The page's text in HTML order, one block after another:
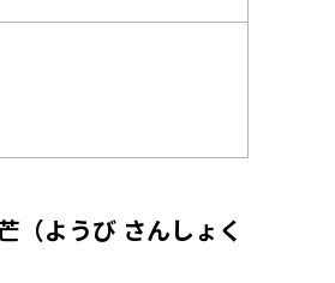
（ようび さんしょく